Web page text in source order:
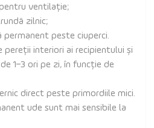
ventilație;
zilnic;
peste ciuperci.
pereții interiori ai recipientului și
1–3 ori pe zi, în funcție de
direct peste primordiile mici.
ude sunt mai sensibile la